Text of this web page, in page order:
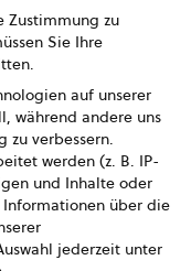
Zustimmung zu
Sie Ihre
auf unserer
während andere uns
zu verbessern.
werden (z. B. IP-
und Inhalte oder
Informationen über die
jederzeit unter